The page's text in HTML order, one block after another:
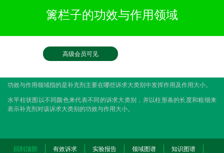
篱栏子的功效与作用领域
高级会员可见
功效与作用领域指的是补充剂主要在哪些诉求大类别中发挥作用及作用大小。
水平柱状图以不同颜色来代表不同的诉求大类别，并以柱形条的长度和粗细来
表示补充剂对该诉求大类别的功效与作用大小。
回到顶部 有效诉求 实验报告 领域图谱
知识图谱